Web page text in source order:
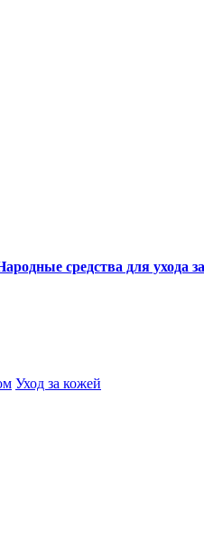
средства для ухода
Уход за кожей